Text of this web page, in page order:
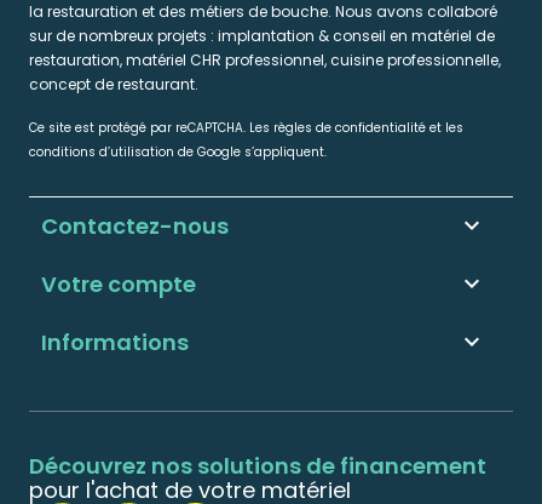
la restauration et des métiers de bouche. Nous avons collaboré
sur de nombreux projets : implantation & conseil en matériel de
restauration, matériel CHR professionnel, cuisine professionnelle,
concept de restaurant.
Ce site est protégé par reCAPTCHA. Les règles de confidentialité et les
conditions d’utilisation de Google s’appliquent.
Informations 
Votre compte 
Contactez-nous keyboard_arrow_down
Découvrez nos solutions de financement
pour l'achat de votre matériel